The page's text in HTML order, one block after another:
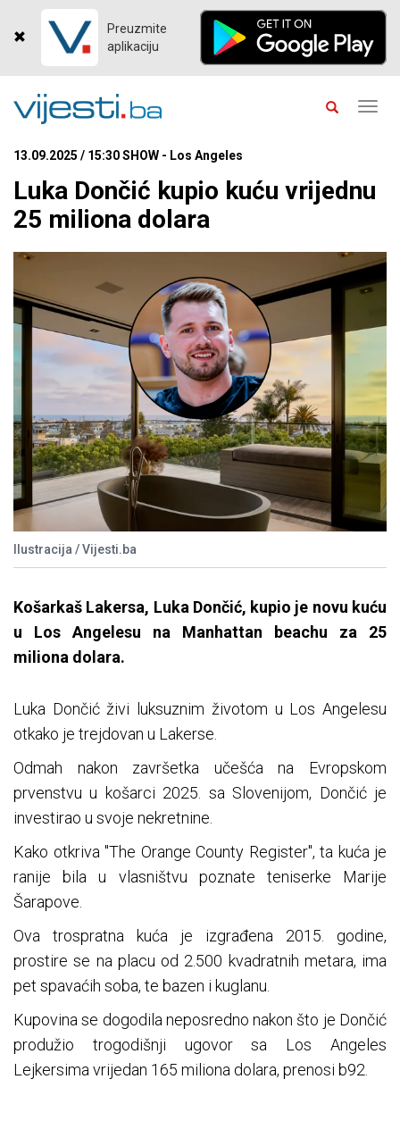
Preuzmite
aplikaciju
13.09.2025 / 15:30 SHOW - Los Angeles
Luka Dončić kupio kuću vrijednu
25 miliona dolara
Ilustracija / Vijesti.ba
Košarkaš Lakersa, Luka Dončić, kupio je novu kuću
u Los Angelesu na Manhattan beachu za 25
miliona dolara.
Luka Dončić živi luksuznim životom u Los Angelesu
otkako je trejdovan u Lakerse.
Odmah nakon završetka učešća na Evropskom
prvenstvu u košarci 2025. sa Slovenijom, Dončić je
investirao u svoje nekretnine.
Kako otkriva "The Orange County Register", ta kuća je
ranije bila u vlasništvu poznate teniserke Marije
Šarapove.
Ova trospratna kuća je izgrađena 2015. godine,
prostire se na placu od 2.500 kvadratnih metara, ima
pet spavaćih soba, te bazen i kuglanu.
Kupovina se dogodila neposredno nakon što je Dončić
produžio trogodišnji ugovor sa Los Angeles
Lejkersima vrijedan 165 miliona dolara, prenosi b92.